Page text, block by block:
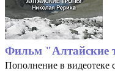
Фильм "Алтайские
Пополнение в видеотеке